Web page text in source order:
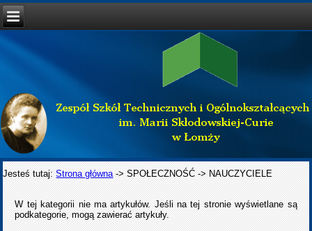
Jesteś tutaj:Strona główna ->SPOŁECZNOŚĆ -> NAUCZYCIELE
W tej kategorii nie ma artykułów. Jeśli na tej stronie wyświetlane są
podkategorie, mogą zawierać artykuły.